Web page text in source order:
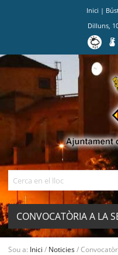
Inici |
Dilluns
CONVOCATÒRIA A LA
ORDINÀRIA DEL PLE
Sou a: Inici / Noticies/